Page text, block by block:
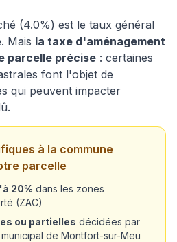
(4.0%) est le taux général
Mais la taxe d'aménagement
parcelle précise : certaines
font l'objet de
qui peuvent impacter
à la commune
parcelle
20% dans les zones
(ZAC)
ou partielles décidées par
de Montfort-sur-Meu